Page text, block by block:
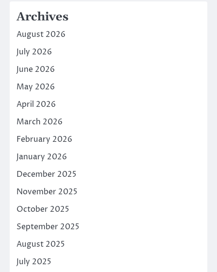
Archives
August 2026
July 2026
June 2026
May 2026
April 2026
March 2026
February 2026
January 2026
December 2025
November 2025
October 2025
September 2025
August 2025
July 2025